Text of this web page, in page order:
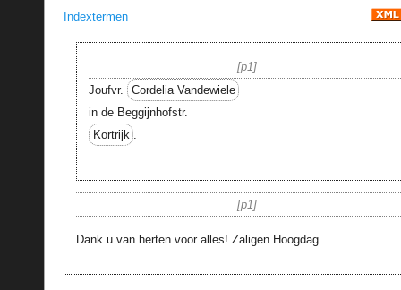
Indextermen
p1
Joufvr.
Cordelia Vandewiele
in de Beggijnhofstr.
Kortrijk
p1
Dank u van herten voor alles! Zaligen Hoogdag